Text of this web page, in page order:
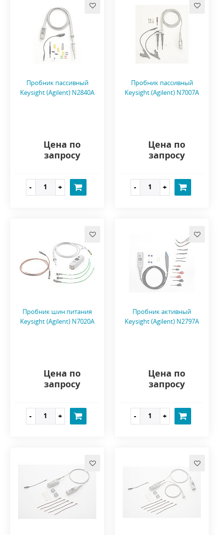
Пробник пассивный
Keysight (Agilent) N2840A
Цена по
запросу
Пробник пассивный
Keysight (Agilent) N7007A
Цена по
запросу
Пробник шин питания
Keysight (Agilent) N7020A
Цена по
запросу
Пробник активный
Keysight (Agilent) N2797A
Цена по
запросу